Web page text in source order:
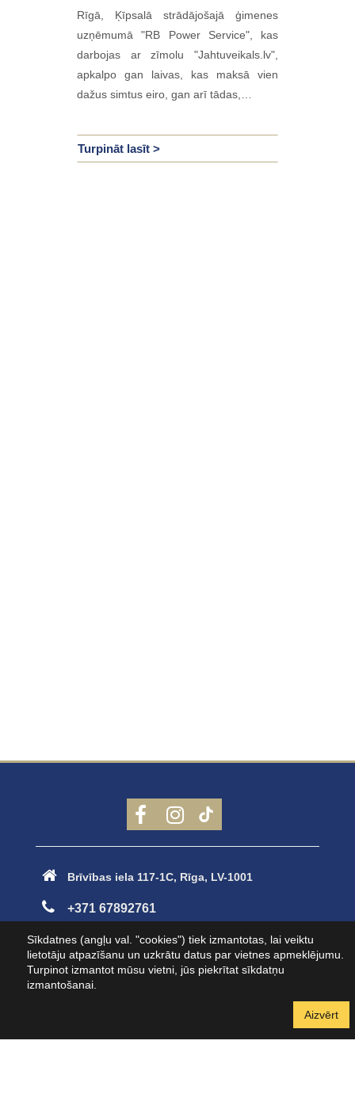
Rīgā, Ķīpsalā strādājošajā ģimenes
uzņēmumā "RB Power Service", kas
darbojas ar zīmolu "Jahtuveikals.lv",
apkalpo gan laivas, kas maksā vien
dažus simtus eiro, gan arī tādas,…
Turpināt lasīt >
Brīvības iela 117-1C, Rīga, LV-1001
+371 67892761
klipsb@klipsb.lv
info@jahtuveikals.lv
Jānis- Volvo Penta, rezerves daļas, aksesuāri, laivas
Sīkdatnes (angļu val. "cookies") tiek izmantotas, lai veiktu
lietotāju atpazīšanu un uzkrātu datus par vietnes apmeklējumu.
Turpinot izmantot mūsu vietni, jūs piekrītat sīkdatņu
izmantošanai.
Aizvērt